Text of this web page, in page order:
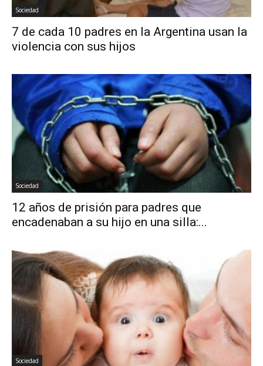
Sociedad
7 de cada 10 padres en la Argentina usan la
violencia con sus hijos
Sociedad
12 años de prisión para padres que
encadenaban a su hijo en una silla:...
Sociedad